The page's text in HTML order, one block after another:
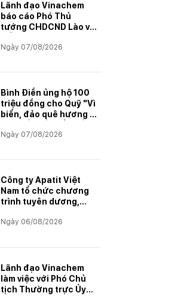
Lãnh đạo Vinachem
báo cáo Phó Thủ
tướng CHDCND Lào về
thác và chế biến muối
Ngày 07/08/2026
Bình Điền ủng hộ 100
triệu đồng cho Quỹ "Vì
biển, đảo quê hương -
Ngày 07/08/2026
Công ty Apatit Việt
Nam tổ chức chương
trình tuyên dương,
CBCNVNLĐ có thành
năm học 2025–2026
Ngày 06/08/2026
Lãnh đạo Vinachem
làm việc với Phó Chủ
tịch Thường trực Ủy